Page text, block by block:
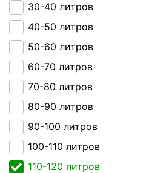
30-40 литров
40-50 литров
50-60 литров
60-70 литров
70-80 литров
80-90 литров
90-100 литров
100-110 литров
110-120 литров